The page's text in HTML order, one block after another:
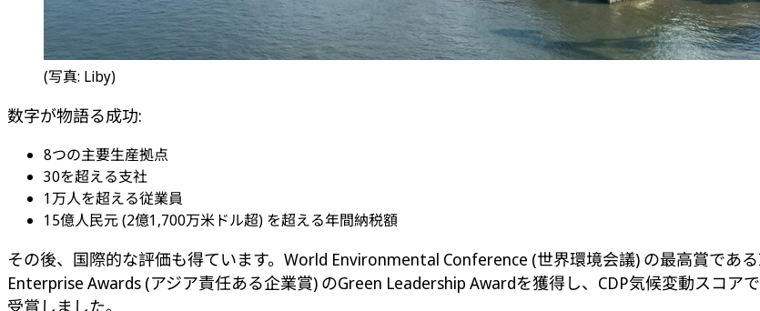
(写真: Liby)
数字が物語る成功:
8つの主要生産拠点
30を超える支社
1万人を超える従業員
15億人民元 (2億1,700万米ドル超) を超える年間納税額
その後、国際的な評価も得ています。World Environmental Conference (世界環境会議) の最高賞であ
Enterprise Awards (アジア責任ある企業賞) のGreen Leadership Awardを獲得し、CDP気候変動スコア
受賞しました。